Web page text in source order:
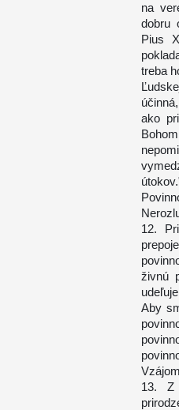
na
dobru
Pius
treba
ako
12.
živnú
Aby
13. Z